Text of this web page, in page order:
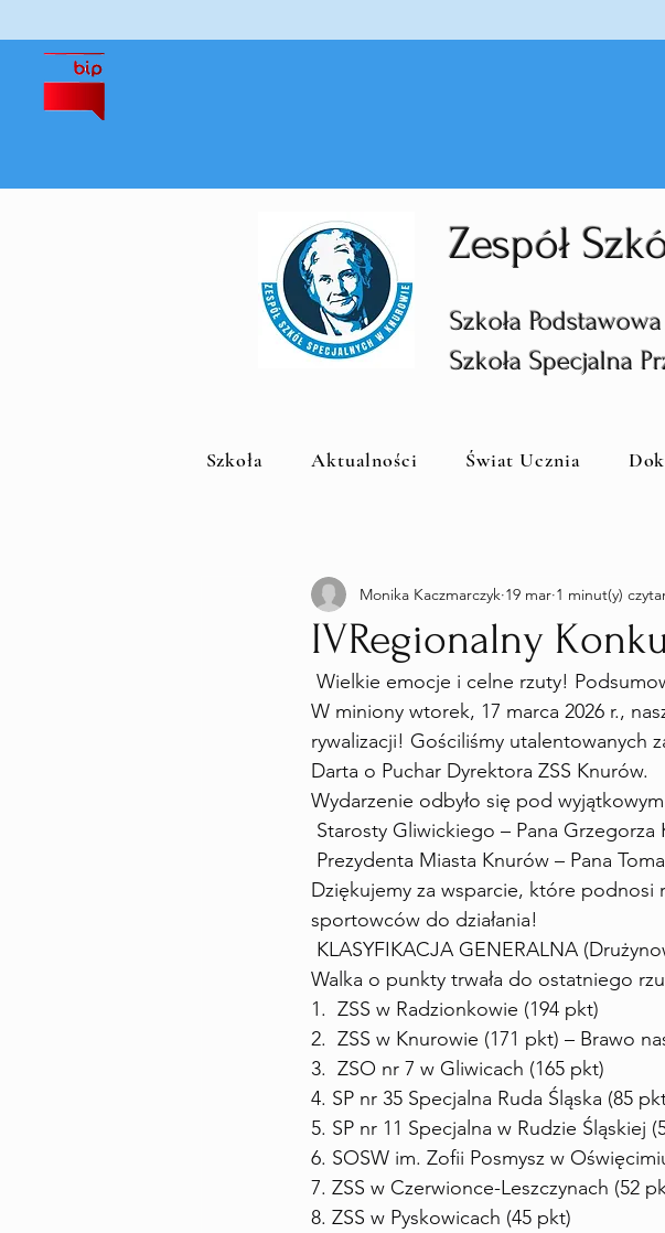
Zespół
Szkoła
Szkoła Specjalna
Szkoła Aktualności Świat Ucznia
IVRegionalny
Monika Kaczmarczyk 19 mar 1 minut(y)
Wielkie emocje i celne rzuty!
W miniony wtorek, 17 marca 2026 r.,
rywalizacji! Gościliśmy utalentowanych
Darta o Puchar Dyrektora ZSS Knurów.
Wydarzenie odbyło się pod
Starosty Gliwickiego – Pana Grzegorza
Prezydenta Miasta Knurów – Pana
Dziękujemy za wsparcie, które podnosi
sportowców do działania!
KLASYFIKACJA GENERALNA
Walka o punkty trwała do ostatniego
1.  ZSS w Radzionkowie (194 pkt)
2.  ZSS w Knurowie (171 pkt) – Brawo
3.  ZSO nr 7 w Gliwicach (165 pkt)
4. SP nr 35 Specjalna Ruda Śląska (85
5. SP nr 11 Specjalna w Rudzie Śląskiej
6. SOSW im. Zofii Posmysz w
7. ZSS w Czerwionce-Leszczynach (52
8. ZSS w Pyskowicach (45 pkt)
Szkoła